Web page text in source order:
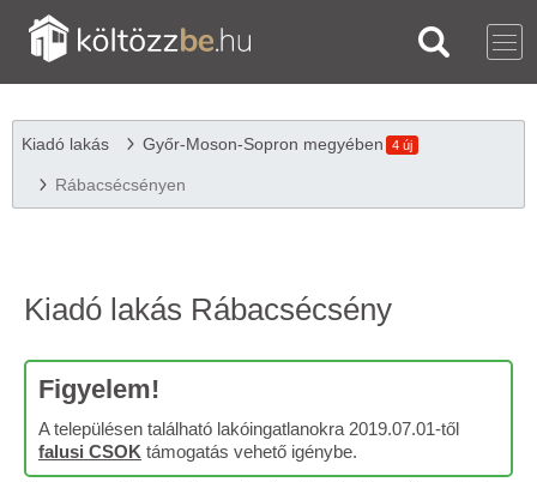
Kiadó lakás Győr-Moson-Sopron megyében 4 új
Rábacsécsényen
Kiadó lakás Rábacsécsény
Figyelem!
A településen található lakóingatlanokra 2019.07.01-től
falusi CSOK támogatás vehető igénybe.